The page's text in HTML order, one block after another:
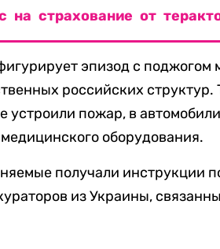
на страхование от
эпизод с поджогом
российских структур.
устроили пожар, в
оборудования.
получали инструкции
из Украины,